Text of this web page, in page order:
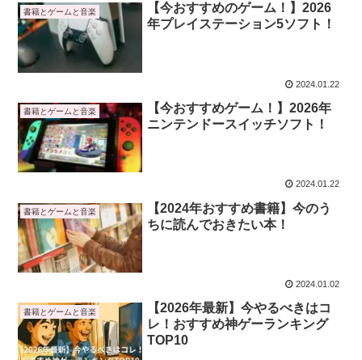
書籍とゲームと音楽
【今おすすめのゲーム！】2026
年プレイステーション5ソフト！
2024.01.22
書籍とゲームと音楽
【今おすすめゲーム！】2026年
ニンテンドースイッチソフト！
2024.01.22
書籍とゲームと音楽
【2024年おすすめ書籍】今のう
ちに読んでおきたい本！
2024.01.02
書籍とゲームと音楽
【2026年最新】今やるべきはコ
レ！おすすめ神ゲーランキング
TOP10